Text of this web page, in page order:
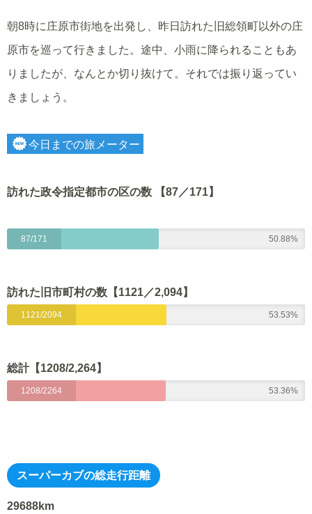
朝8時に庄原市街地を出発し、昨日訪れた旧総領町以外の庄
原市を巡って行きました。途中、小雨に降られることもあ
りましたが、なんとか切り抜けて。それでは振り返ってい
きましょう。
今日までの旅メーター
訪れた政令指定都市の区の数 【87／171】
87/171 50.88%
訪れた旧市町村の数【1121／2,094】
1121/2094 53.53%
総計【1208/2,264】
1208/2264 53.36%
スーパーカブの総走行距離
29688km